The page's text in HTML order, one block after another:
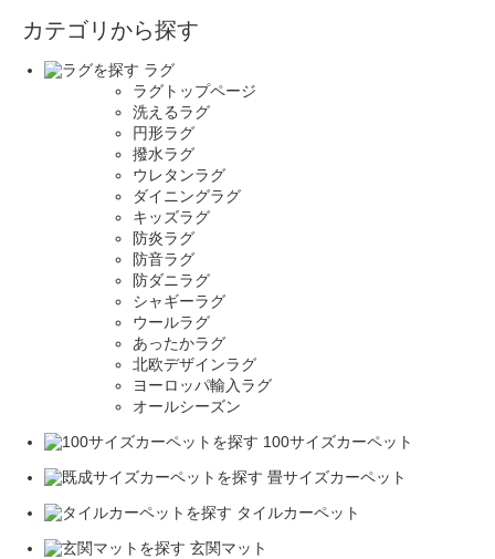
カテゴリから探す
ラグ
ラグトップページ
洗えるラグ
円形ラグ
撥水ラグ
ウレタンラグ
ダイニングラグ
キッズラグ
防炎ラグ
防音ラグ
防ダニラグ
シャギーラグ
ウールラグ
あったかラグ
北欧デザインラグ
ヨーロッパ輸入ラグ
オールシーズン
100サイズカーペット
畳サイズカーペット
タイルカーペット
玄関マット